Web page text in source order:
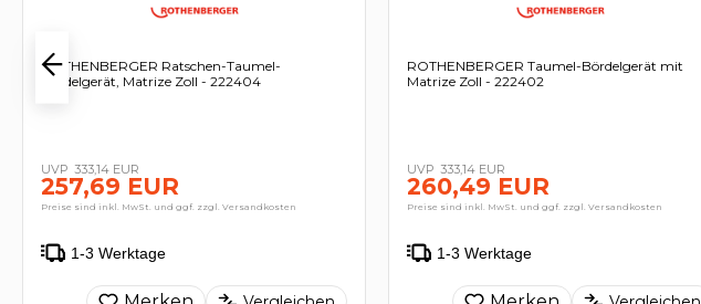
ROTHENBERGER Ratschen-Taumel-
Bördelgerät, Matrize Zoll - 222404
333,14 EUR
257,69 EUR
Preise sind inkl. MwSt. und ggf. zzgl. Versandkosten
1-3 Werktage
ROTHENBERGER Taumel-Bördelgerät mit
Matrize Zoll - 222402
333,14 EUR
260,49 EUR
Preise sind inkl. MwSt. und ggf. zzgl. Versandkosten
1-3 Werktage